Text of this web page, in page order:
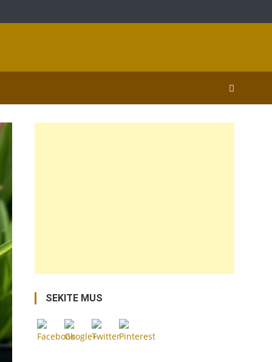
SEKITE MUS
https://coupon.lt/cymbidium-
prieziura/">